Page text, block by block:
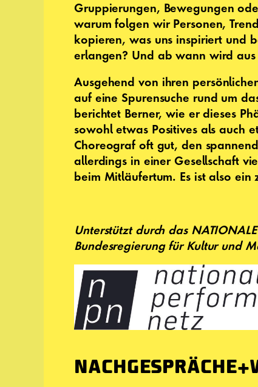
Gruppierungen, Bewegungen
warum folgen wir Personen,
kopieren, was uns inspiriert und
erlangen? Und ab wann wird
Ausgehend von ihren
auf eine Spurensuche rund um
berichtet Berner, wie er dieses
sowohl etwas Positives als auch
Choreograf oft gut, den
allerdings in einer Gesellschaft
beim Mitläufertum. Es ist also ein
Unterstützt durch das
Bundesregierung für Kultur und